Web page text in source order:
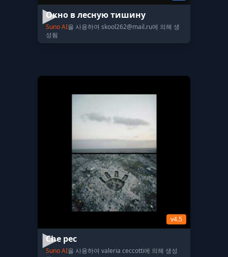
Окно в лесную тишину
Suno AI을 사용하여 skool262@mail.ru에 의해 생
성됨
v4.5
Che pec
Suno AI을 사용하여 valeria ceccotti에 의해 생성